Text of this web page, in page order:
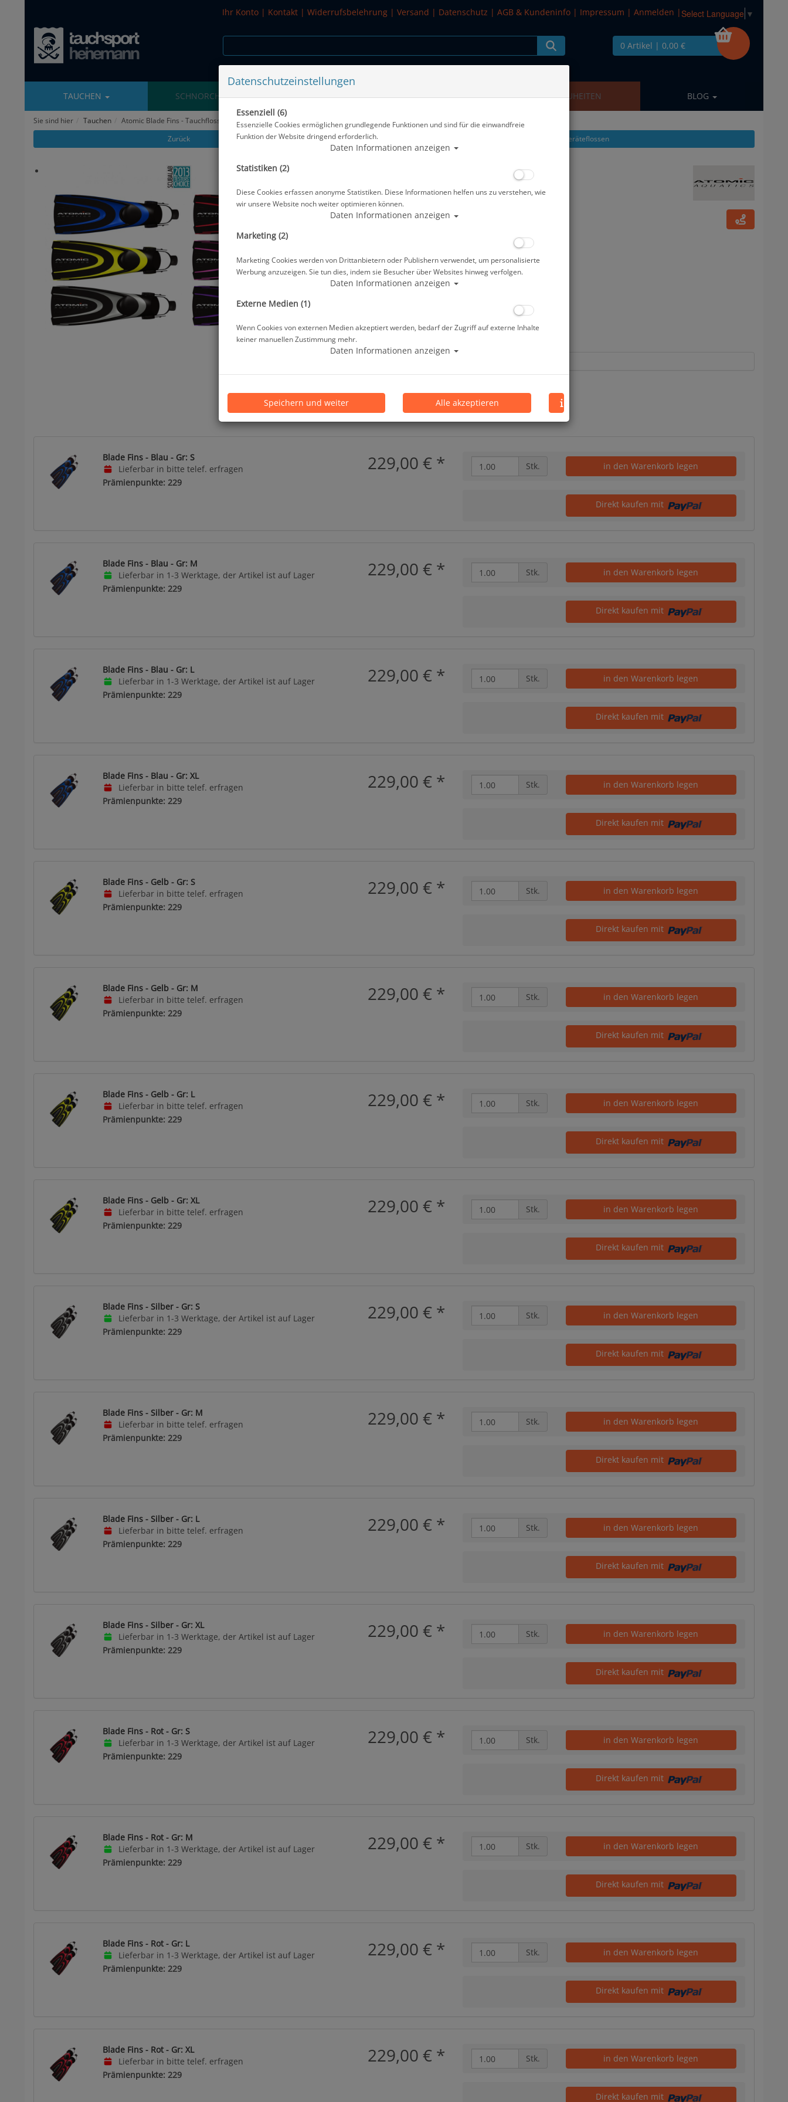
Ihr Konto | Kontakt | Widerrufsbelehrung | Versand | Datenschutz | AGB & Kundeninfo | Impressum | Anmelden | Select Language ▼
0 Artikel | 0,00 €
TAUCHEN SCHNORCHELN WASSERSPORT SALE NEUHEITEN BLOG
Sie sind hier Tauchen
Atomic Blade Fins - Tauchflossen
Zurück
Alle Artikel zeigen aus: Geräteflossen
Artikelnr.: ato-05025master
ab 229,00 €
Lieferbar in
Prämienpunkte: 229
Blade Fins - Blau - Gr: S
Lieferbar in bitte telef. erfragen
Prämienpunkte: 229
229,00 € * Stk. in den Warenkorb legen
Direkt kaufen mit
Blade Fins - Blau - Gr: M
Lieferbar in 1-3 Werktage, der Artikel ist auf Lager
Prämienpunkte: 229
229,00 € * Stk. in den Warenkorb legen
Direkt kaufen mit
Blade Fins - Blau - Gr: L
Lieferbar in 1-3 Werktage, der Artikel ist auf Lager
Prämienpunkte: 229
229,00 € * Stk. in den Warenkorb legen
Direkt kaufen mit
Blade Fins - Blau - Gr: XL
Lieferbar in bitte telef. erfragen
Prämienpunkte: 229
229,00 € * Stk. in den Warenkorb legen
Direkt kaufen mit
Blade Fins - Gelb - Gr: S
Lieferbar in bitte telef. erfragen
Prämienpunkte: 229
229,00 € * Stk. in den Warenkorb legen
Direkt kaufen mit
Blade Fins - Gelb - Gr: M
Lieferbar in bitte telef. erfragen
Prämienpunkte: 229
229,00 € * Stk. in den Warenkorb legen
Direkt kaufen mit
Blade Fins - Gelb - Gr: L
Lieferbar in bitte telef. erfragen
Prämienpunkte: 229
229,00 € * Stk. in den Warenkorb legen
Direkt kaufen mit
Blade Fins - Gelb - Gr: XL
Lieferbar in bitte telef. erfragen
Prämienpunkte: 229
229,00 € * Stk. in den Warenkorb legen
Direkt kaufen mit
Blade Fins - Silber - Gr: S
Lieferbar in 1-3 Werktage, der Artikel ist auf Lager
Prämienpunkte: 229
229,00 € * Stk. in den Warenkorb legen
Direkt kaufen mit
Blade Fins - Silber - Gr: M
Lieferbar in bitte telef. erfragen
Prämienpunkte: 229
229,00 € * Stk. in den Warenkorb legen
Direkt kaufen mit
Blade Fins - Silber - Gr: L
Lieferbar in bitte telef. erfragen
Prämienpunkte: 229
229,00 € * Stk. in den Warenkorb legen
Direkt kaufen mit
Blade Fins - Silber - Gr: XL
Lieferbar in 1-3 Werktage, der Artikel ist auf Lager
Prämienpunkte: 229
229,00 € * Stk. in den Warenkorb legen
Direkt kaufen mit
Blade Fins - Rot - Gr: S
Lieferbar in 1-3 Werktage, der Artikel ist auf Lager
Prämienpunkte: 229
229,00 € * Stk. in den Warenkorb legen
Direkt kaufen mit
Blade Fins - Rot - Gr: M
Lieferbar in 1-3 Werktage, der Artikel ist auf Lager
Prämienpunkte: 229
229,00 € * Stk. in den Warenkorb legen
Direkt kaufen mit
Blade Fins - Rot - Gr: L
Lieferbar in 1-3 Werktage, der Artikel ist auf Lager
Prämienpunkte: 229
229,00 € * Stk. in den Warenkorb legen
Direkt kaufen mit
Blade Fins - Rot - Gr: XL
Lieferbar in bitte telef. erfragen
Prämienpunkte: 229
229,00 € * Stk. in den Warenkorb legen
Direkt kaufen mit
Datenschutzeinstellungen
Essenziell (6)
Essenzielle Cookies ermöglichen grundlegende Funktionen und sind für die einwandfreie
Funktion der Website dringend erforderlich.
Daten Informationen anzeigen
Statistiken (2)
Diese Cookies erfassen anonyme Statistiken. Diese Informationen helfen uns zu verstehen, wie
wir unsere Website noch weiter optimieren können.
Daten Informationen anzeigen
Marketing (2)
Marketing Cookies werden von Drittanbietern oder Publishern verwendet, um personalisierte
Werbung anzuzeigen. Sie tun dies, indem sie Besucher über Websites hinweg verfolgen.
Daten Informationen anzeigen
Externe Medien (1)
Wenn Cookies von externen Medien akzeptiert werden, bedarf der Zugriff auf externe Inhalte
keiner manuellen Zustimmung mehr.
Daten Informationen anzeigen
Speichern und weiter Alle akzeptieren